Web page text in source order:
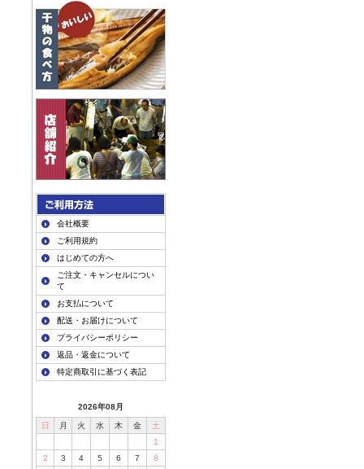
会社概要
ご利用規約
はじめての方へ
ご注文・キャンセルについ
て
お支払について
配送・お届けについて
プライバシーポリシー
返品・返金について
特定商取引に基づく表記
2026年08月
日 月 火 水 木 金
土
1
2
3 4 5 6 7
8